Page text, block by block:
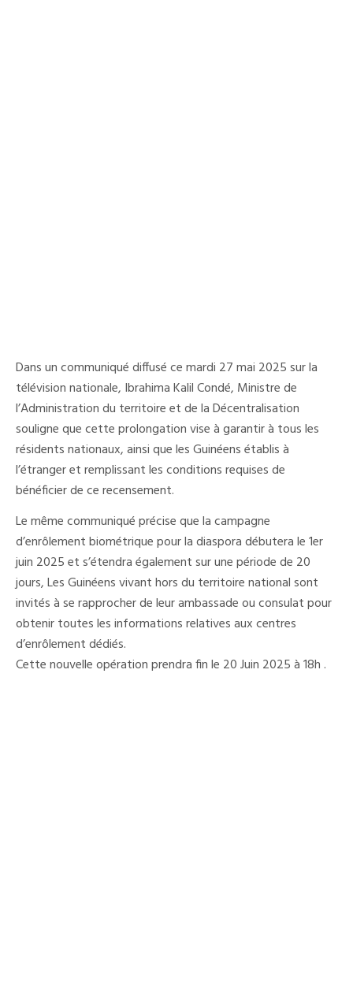
Dans un communiqué diffusé ce mardi 27 mai 2025 sur la
télévision nationale, Ibrahima Kalil Condé, Ministre de
l’Administration du territoire et de la Décentralisation
souligne que cette prolongation vise à garantir à tous les
résidents nationaux, ainsi que les Guinéens établis à
l’étranger et remplissant les conditions requises de
bénéficier de ce recensement.
Le même communiqué précise que la campagne
d’enrôlement biométrique pour la diaspora débutera le 1er
juin 2025 et s’étendra également sur une période de 20
jours, Les Guinéens vivant hors du territoire national sont
invités à se rapprocher de leur ambassade ou consulat pour
obtenir toutes les informations relatives aux centres
d’enrôlement dédiés.
Cette nouvelle opération prendra fin le 20 Juin 2025 à 18h .